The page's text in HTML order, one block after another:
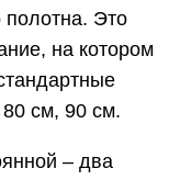
полотна. Это
на котором
см, 90 см.
– два